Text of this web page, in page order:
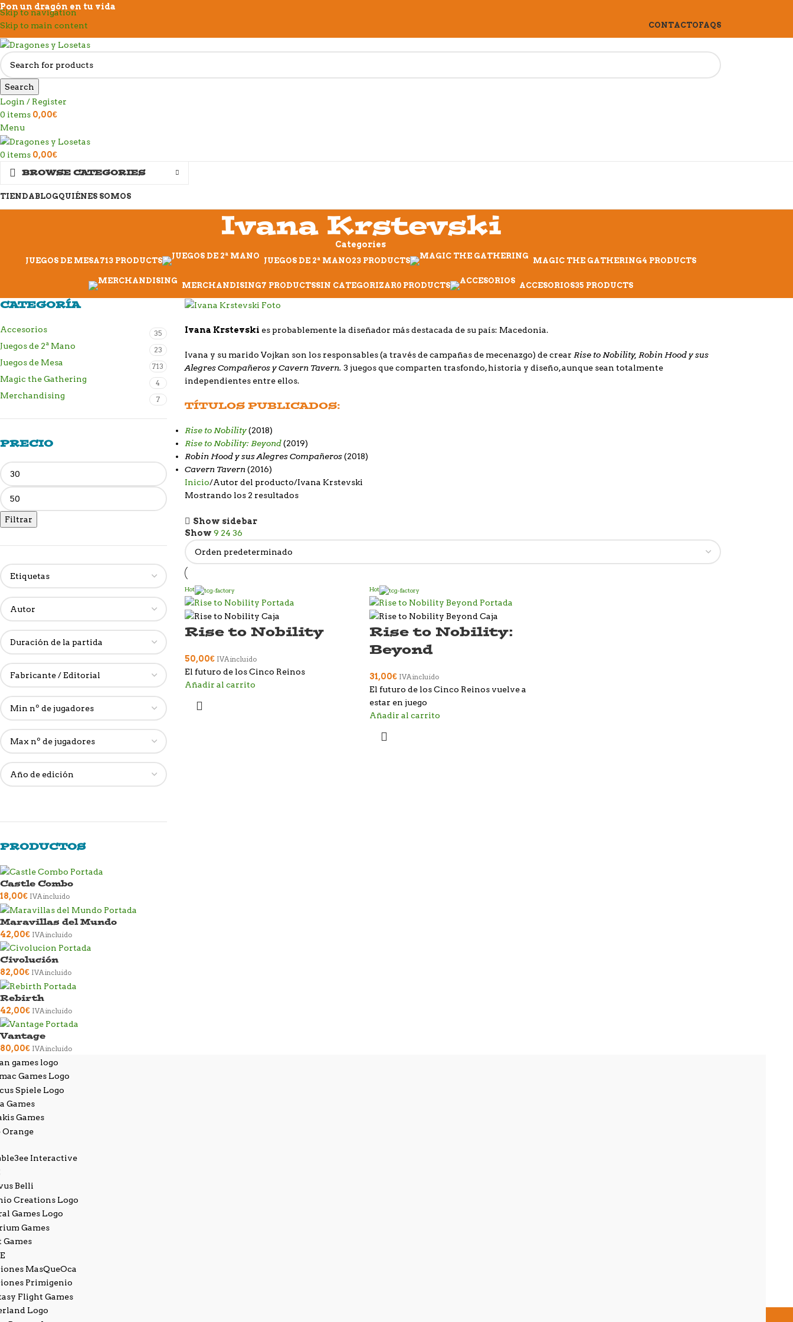
Skip to navigation
Skip to main content
Pon un dragón en tu vida
CONTACTOFAQS
Search
Login / Register
0 items 0,00€
Menu
0 items 0,00€
BROWSE CATEGORIES
TIENDABLOGQUIÉNES SOMOS
Ivana Krstevski
Categories
JUEGOS DE MESA713 PRODUCTS JUEGOS DE 2ª MANO23 PRODUCTS MAGIC THE GATHERING4 PRODUCTS
MERCHANDISING7 PRODUCTSSIN CATEGORIZAR0 PRODUCTS ACCESORIOS35 PRODUCTS
CATEGORÍA
Accesorios 35
Juegos de 2ª Mano 23
Juegos de Mesa 713
Magic the Gathering 4
Merchandising 7
PRECIO
Filtrar
PRODUCTOS
Castle Combo
18,00€ IVA incluido
Maravillas del Mundo
42,00€ IVA incluido
Civolución
82,00€ IVA incluido
Rebirth
42,00€ IVA incluido
Vantage
80,00€ IVA incluido
Ivana Krstevski es probablemente la diseñador más destacada de su país: Macedonia.
Ivana y su marido Vojkan son los responsables (a través de campañas de mecenazgo) de crear Rise to Nobility, Robin Hood y sus
Alegres Compañeros y Cavern Tavern. 3 juegos que comparten trasfondo, historia y diseño, aunque sean totalmente
independientes entre ellos.
TÍTULOS PUBLICADOS:
Rise to Nobility(2018)
Rise to Nobility: Beyond(2019)
Robin Hood y sus Alegres Compañeros(2018)
Cavern Tavern(2016)
Inicio Autor del producto Ivana Krstevski
Mostrando los 2 resultados
Show sidebar
Show 9 24 36
Hot
Rise to Nobility
50,00€ IVA incluido
El futuro de los Cinco Reinos
Añadir al carrito
Hot
Rise to Nobility:
Beyond
31,00€ IVA incluido
El futuro de los Cinco Reinos vuelve a
estar en juego
Añadir al carrito